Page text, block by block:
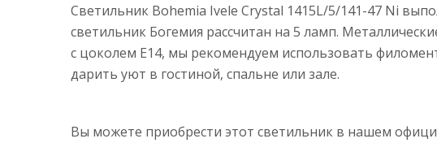
Светильник Bohemia Ivele Crystal 1415L/5/141-47 Ni
светильник Богемия рассчитан на 5 ламп.
с цоколем E14, мы рекомендуем использовать
дарить уют в гостиной, спальне или зале.
Вы можете приобрести этот светильник в нашем